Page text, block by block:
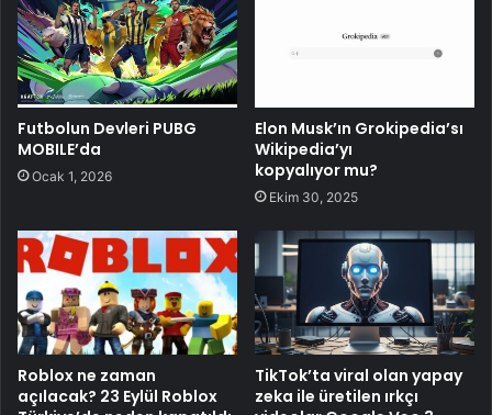
Futbolun Devleri PUBG
MOBILE’da
Ocak 1, 2026
Elon Musk’ın Grokipedia’sı
Wikipedia’yı
kopyalıyor mu?
Ekim 30, 2025
Roblox ne zaman
açılacak? 23 Eylül Roblox
TikTok’ta viral olan yapay
zeka ile üretilen ırkçı